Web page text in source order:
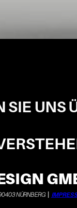
SIE UNS
NÜRNBERG